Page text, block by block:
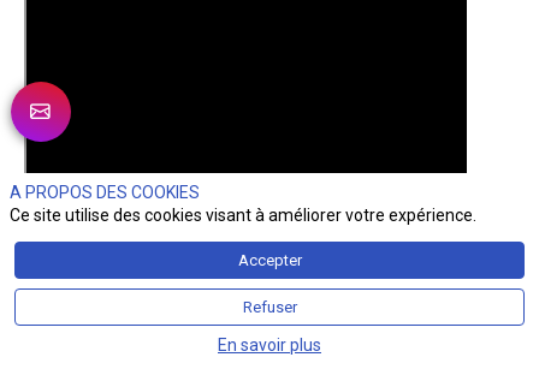
A PROPOS DES COOKIES
Ce site utilise des cookies visant à améliorer votre expérience.
Accepter
Refuser
En savoir plus